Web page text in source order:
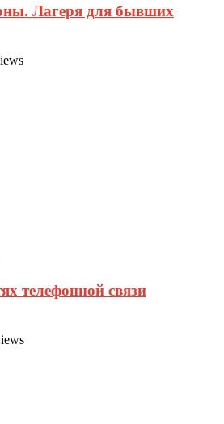
Лагеря для бывших
телефонной связи